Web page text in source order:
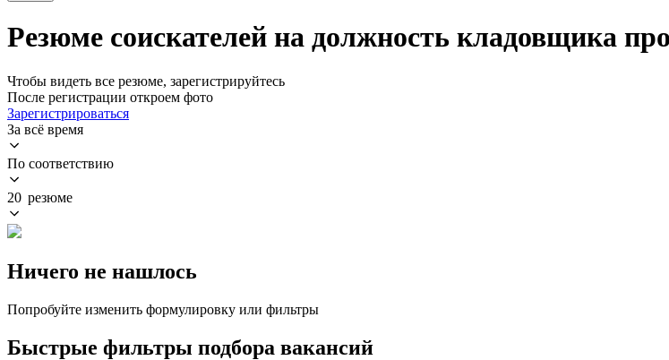
Резюме соискателей на должность кладовщика
Чтобы видеть все резюме, зарегистрируйтесь
После регистрации откроем фото
Зарегистрироваться
За всё время
По соответствию
20 резюме
Ничего не нашлось
Попробуйте изменить формулировку или фильтры
Быстрые фильтры подбора вакансий